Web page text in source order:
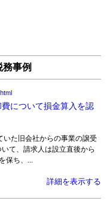
事例
について損金算入を認
た旧会社からの事業の譲受
て、請求人は設立直後から
保ち、...
詳細を表示する